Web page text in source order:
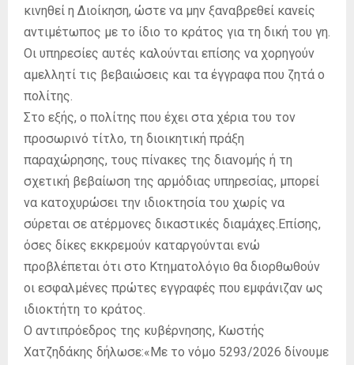
κινηθεί η Διοίκηση, ώστε να μην ξαναβρεθεί κανείς
αντιμέτωπος με το ίδιο το κράτος για τη δική του γη.
Οι υπηρεσίες αυτές καλούνται επίσης να χορηγούν
αμελλητί τις βεβαιώσεις και τα έγγραφα που ζητά ο
πολίτης.
Στο εξής, ο πολίτης που έχει στα χέρια του τον
προσωρινό τίτλο, τη διοικητική πράξη
παραχώρησης, τους πίνακες της διανομής ή τη
σχετική βεβαίωση της αρμόδιας υπηρεσίας, μπορεί
να κατοχυρώσει την ιδιοκτησία του χωρίς να
σύρεται σε ατέρμονες δικαστικές διαμάχες.Επίσης,
όσες δίκες εκκρεμούν καταργούνται ενώ
προβλέπεται ότι στο Κτηματολόγιο θα διορθωθούν
οι εσφαλμένες πρώτες εγγραφές που εμφάνιζαν ως
ιδιοκτήτη το κράτος.
Ο αντιπρόεδρος της κυβέρνησης, Κωστής
Χατζηδάκης δήλωσε:«Με το νόμο 5293/2026 δίνουμε